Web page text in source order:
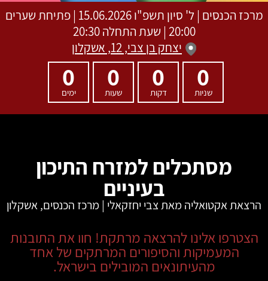
מרכז הכנסים | ל' סיון תשפ"ו
15.06.2026 | פתיחת שערים
20:00 | שעת התחלה 20:30
יצחק בן צבי, 12, אשקלון
0
שניות
0
דקות
0
שעות
0
ימים
מסתכלים למזרח התיכון
בעיניים
הרצאת אקטואליה מאת צבי יחזקאלי | מרכז הכנסים, אשקלון
הצטרפו אלינו להרצאה מרתקת! חוו את התובנות
המעמיקות והסיפורים המרתקים של אחד
מהעיתונאים המובילים בישראל.